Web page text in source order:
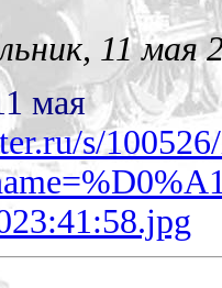
11 мая
мая
s/